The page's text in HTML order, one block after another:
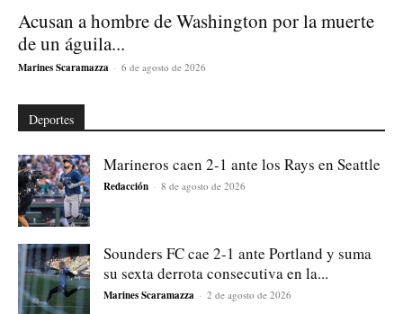
Acusan a hombre de Washington por la muerte
de un águila...
Marines Scaramazza - 6 de agosto de 2026
Deportes
Marineros caen 2-1 ante los Rays en Seattle
Redacción - 8 de agosto de 2026
Sounders FC cae 2-1 ante Portland y suma
su sexta derrota consecutiva en la...
Marines Scaramazza - 2 de agosto de 2026